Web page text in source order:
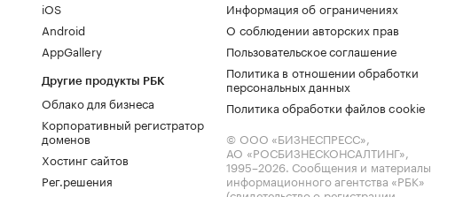
iOS
Android
AppGallery
Другие продукты РБК
Облако для бизнеса
Корпоративный регистратор
доменов
Хостинг сайтов
Рег.решения
Информация об ограничениях
О соблюдении авторских прав
Пользовательское соглашение
Политика в отношении обработки
персональных данных
Политика обработки файлов cookie
© ООО «БИЗНЕСПРЕСС»,
АО «РОСБИЗНЕСКОНСАЛТИНГ»,
1995–2026. Сообщения и материалы
информационного агентства «РБК»